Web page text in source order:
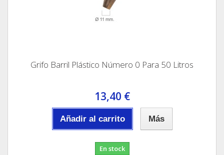
Grifo Barril Plástico Número 0 Para 50 Litros
13,40 €
Añadir al carrito Más
En stock